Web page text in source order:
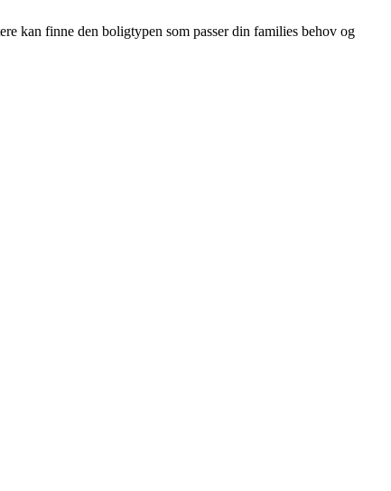
kan finne den boligtypen som passer din families behov og